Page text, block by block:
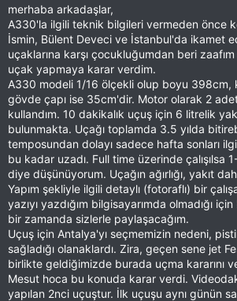
merhaba arkadaşlar,
A330'la ilgili teknik bilgileri vermeden önce
İsmin, Bülent Deveci ve İstanbul'da ikamet
uçaklarına karşı çocukluğumdan beri
uçak yapmaya karar verdim.
A330 modeli 1/16 ölçekli olup boyu 398cm,
gövde çapı ise 35cm'dir. Motor olarak 2
kullandım. 10 dakikalık uçuş için 6 litrelik
bulunmakta. Uçağı toplamda 3.5 yılda
temposundan dolayı sadece hafta sonları
bu kadar uzadı. Full time üzerinde çalışılsa
diye düşünüyorum. Uçağın ağırlığı, yakıt
Yapım şekliyle ilgili detaylı (fotoraflı) bir
yazıyı yazdığım bilgisayarımda olmadığı
bir zamanda sizlerle paylaşacağım.
Uçuş için Antalya'yı seçmemizin nedeni,
sağladığı olanaklardı. Zira, geçen sene jet
birlikte geldiğimizde burada uçma kararını
Mesut hoca bu konuda karar verdi.
yapılan 2nci uçuştur. İlk uçuşu aynı günün